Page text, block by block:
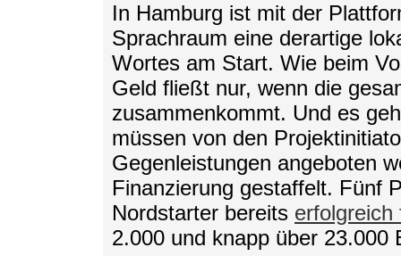
In Hamburg ist mit der
Sprachraum eine derartige
Wortes am Start. Wie beim
Geld fließt nur, wenn die
zusammenkommt. Und es
müssen von den
Gegenleistungen angeboten
Finanzierung gestaffelt. Fünf
Nordstarter bereits erfolgreich
2.000 und knapp über 23.000